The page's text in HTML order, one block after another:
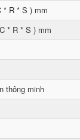
* R * S ) mm
* R * S ) mm
thông minh